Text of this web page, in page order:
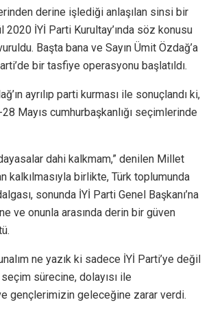
derine işlediği anlaşılan sinsi bir
2020 İYİ Parti Kurultay’ında söz konusu
Başta bana ve Sayın Ümit Özdağ’a
bir tasfiye operasyonu başlatıldı.
ayrılıp parti kurması ile sonuçlandı ki,
Mayıs cumhurbaşkanlığı seçimlerinde
dahi kalkmam,” denilen Millet
kalkılmasıyla birlikte, Türk toplumunda
sonunda İYİ Parti Genel Başkanı’na
ve onunla arasında derin bir güven
ne yazık ki sadece İYİ Parti’ye değil
seçim sürecine, dolayısı ile
gençlerimizin geleceğine zarar verdi.